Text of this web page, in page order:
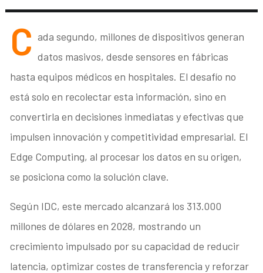
C ada segundo, millones de dispositivos generan
datos masivos, desde sensores en fábricas
hasta equipos médicos en hospitales. El desafío no
está solo en recolectar esta información, sino en
convertirla en decisiones inmediatas y efectivas que
impulsen innovación y competitividad empresarial. El
Edge Computing, al procesar los datos en su origen,
se posiciona como la solución clave.
Según IDC, este mercado alcanzará los 313.000
millones de dólares en 2028, mostrando un
crecimiento impulsado por su capacidad de reducir
latencia, optimizar costes de transferencia y reforzar